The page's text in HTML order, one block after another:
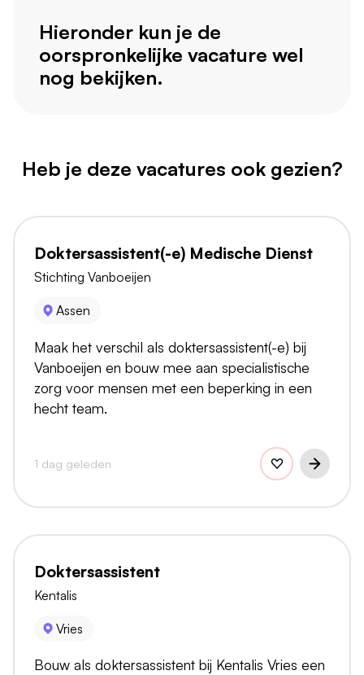
Hieronder kun je de
oorspronkelijke vacature wel
nog bekijken.
Heb je deze vacatures ook gezien?
Doktersassistent(-e) Medische Dienst
Stichting Vanboeijen
Assen
Maak het verschil als doktersassistent(-e) bij
Vanboeijen en bouw mee aan specialistische
zorg voor mensen met een beperking in een
hecht team.
1 dag geleden
Doktersassistent
Kentalis
Vries
Bouw als doktersassistent bij Kentalis Vries een